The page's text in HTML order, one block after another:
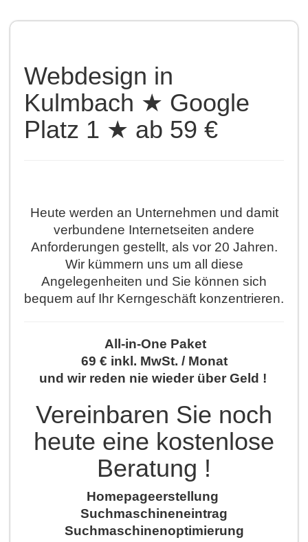
Webdesign in
Kulmbach ★ Google
Platz 1 ★ ab 59 €
Heute werden an Unternehmen und damit
verbundene Internetseiten andere
Anforderungen gestellt, als vor 20 Jahren.
Wir kümmern uns um all diese
Angelegenheiten und Sie können sich
bequem auf Ihr Kerngeschäft konzentrieren.
All-in-One Paket
69 € inkl. MwSt. / Monat
und wir reden nie wieder über Geld !
Vereinbaren Sie noch
heute eine kostenlose
Beratung !
Homepageerstellung
Suchmaschineneintrag
Suchmaschinenoptimierung